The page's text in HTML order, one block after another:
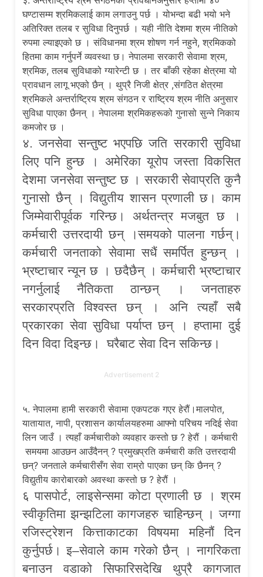
घण्टासम्म श्रमिकलाई काम लगाउनु पर्छ । योभन्दा बढी भयो भने
अतिरिक्त तलब र सुविधा दिनुपर्छ । यही नीति देशमा श्रम नीतिको
रुपमा ल्याइएको छ । संविधानमा श्रम शोषण गर्न नहुने, श्रमिकको
हितमा काम गर्नुपर्ने व्यवस्था छ। नेपालमा सरकारी सेवामा श्रम,
श्रमिक, तलब सुविधाको ग्यारेन्टी छ । तर बाँकी रहेका क्षेत्रमा यो
प्रावधान लागू भएको छैन् । थुप्रै निजी क्षेत्र ,संगठित क्षेत्रमा
श्रमिकले अन्तर्राष्ट्रिय श्रम संगठन र राष्ट्रिय श्रम नीति अनुसार
सुविधा पाएका छैनन् । नेपालमा श्रमिकहरूको गुनासो सुन्ने निकाय
कमजोर छ ।
४. जनसेवा सन्तुष्ट भएपछि जति सरकारी सुविधा
लिए पनि हुन्छ । अमेरिका यूरोप जस्ता विकसित
देशमा जनसेवा सन्तुष्ट छ । सरकारी सेवाप्रति कुनै
गुनासो छैन् । विद्युतीय शासन प्रणाली छ। काम
जिम्मेवारीपूर्वक गरिन्छ। अर्थतन्त्र मजबुत छ ।
कर्मचारी उत्तरदायी छन् ।समयको पालना गर्छन्।
कर्मचारी जनताको सेवामा सधैं समर्पित हुन्छन् ।
भ्रष्टाचार न्यून छ । छदैछैन् । कर्मचारी भ्रष्टाचार
नगर्नुलाई नैतिकता ठान्छन् । जनताहरु
सरकारप्रति विश्वस्त छन् । अनि त्यहाँ सबै
प्रकारका सेवा सुविधा पर्याप्त छन् । हप्तामा दुई
दिन विदा दिइन्छ। घरैबाट सेवा दिन सकिन्छ।
Advertisement 2
५. नेपालमा हामी सरकारी सेवामा एकपटक गएर हेरौं।मालपोत,
यातायात, नापी, प्रशासन कार्यालयहरुमा आफ्नो परिचय नदिई सेवा
लिन जाउँ । त्यहाँ कर्मचारीको व्यवहार कस्तो छ ? हेरौं । कर्मचारी
समयमा आउछन आउँदैनन् ? प्रमुखप्रति कर्मचारी कति‌ उत्तरदायी
छन्? जनताले कर्मचारीसँग सेवा राम्रो पाएका छन् कि छैनन् ?
विद्युतीय कारोबारको अवस्था कस्तो छ ? हेरौं ।
६ पासपोर्ट, लाइसेन्समा कोटा प्रणाली छ । श्रम
स्वीकृतिमा झन्झटिला कागजहरु चाहिन्छन् । जग्गा
रजिस्ट्रेशन कित्ताकाटका विषयमा महिनौं दिन
कुर्नुपर्छ। इ–सेवाले काम गरेको छैन् । नागरिकता
बनाउन वडाको सिफारिसदेखि थुप्रै कागजात